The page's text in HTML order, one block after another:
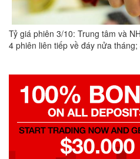
Tỷ giá phiên 3/10: Trung tâm và
4 phiên liên tiếp về đáy nửa tháng;